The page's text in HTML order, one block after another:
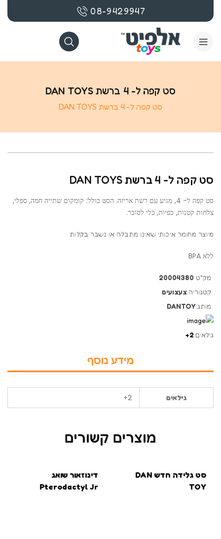
08-9429947
סט קפה ל- 4 ברשת DAN TOYS
סט קפה ל- 4 ברשת DAN TOYS
סט קפה ל- 4 ברשת DAN TOYS
סט קפה ל- 4, מגיע עם רשת אריזה. הסט כולל: קומקום שתייה חמה, ספלי,
צלחות קטנות, כפיות, כלי לסוכר.
מיוצר מחומר איכותי שאינו מתבלה או נשבר בקלות
ללא BPA
מק"ט 20004380
קטגוריה:צעצועים
מותג:DANTOY
גילאים:2+
מידע נוסף
גילאים 2+
מוצרים קשורים
סט גלידה חדש DAN
TOY
דינוזאור שואג
Pterodactyl Jr